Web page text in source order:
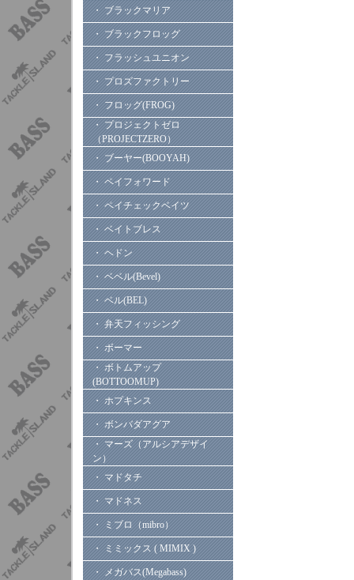
・ ブラックマリア
・ ブラックフロッグ
・ フラッシュユニオン
・ プロズファクトリー
・ フロッグ(FROG)
・ プロジェクトゼロ
（PROJECTZERO）
・ ブーヤー(BOOYAH)
・ ペイフォワード
・ ペイチェックベイツ
・ ベイトブレス
・ ヘドン
・ ベベル(Bevel)
・ ベル(BEL)
・ 弁天フィッシング
・ ボーマー
・ ボトムアップ
(BOTTOOMUP)
・ ホプキンス
・ ボンバダアグア
・ マーズ（アルシアデザイ
ン）
・ マドタチ
・ マドネス
・ ミブロ（mibro）
・ ミミックス ( MIMIX )
・ メガバス(Megabass)